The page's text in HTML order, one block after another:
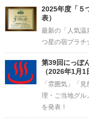
2025年度「５
表）
最新の「人気温
つ星の宿プラチ
第39回にっぽ
（2026年1月1
「雰囲気」「
理・ご当地グル
を発表！